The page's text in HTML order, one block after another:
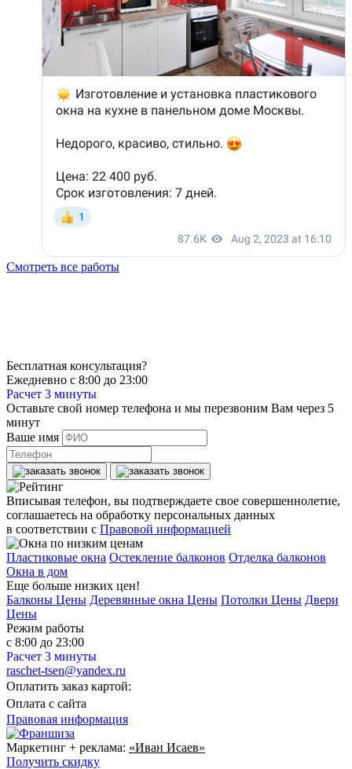
Смотреть все работы
Бесплатная консультация?
Ежедневно с 8:00 до 23:00
Расчет 3 минуты
Оставьте свой номер телефона и мы перезвоним Вам через 5
минут
Ваше имя
Вписывая телефон, вы подтверждаете свое совершеннолетие,
соглашаетесь на обработку персональных данных
в соответствии с Правовой информацией
Пластиковые окна Остекление балконов Отделка балконов
Окна в дом
Еще больше низких цен!
Балконы Цены Деревянные окна Цены Потолки Цены Двери
Цены
Режим работы
с 8:00 до 23:00
Расчет 3 минуты
raschet-tsen@yandex.ru
Оплатить заказ картой:
Оплата с сайта
Правовая информация
Маркетинг + реклама: «Иван Исаев»
Получить скидку